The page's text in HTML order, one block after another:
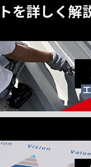
を詳しく解